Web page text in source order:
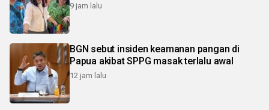
9 jam lalu
BGN sebut insiden keamanan pangan di
Papua akibat SPPG masak terlalu awal
12 jam lalu